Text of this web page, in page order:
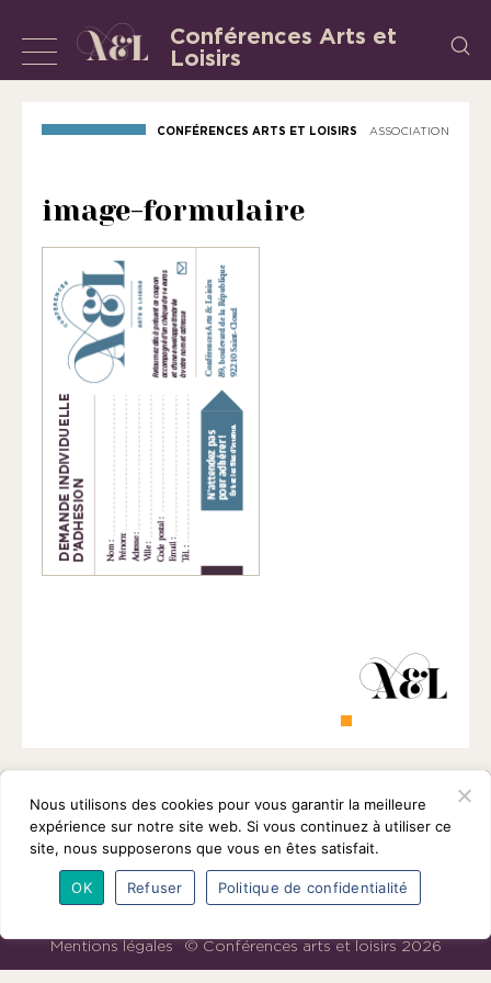
contenu
Conférences Arts et
Loisirs
L’Association
«
Conférences
Loisirs
»
est
une
association
régie
par
1901
ayant
une
vocation
Afficher
masquer
navigation
CONFÉRENCES ARTS ET LOISIRS ASSOCIATION
image-formulaire
L’association Programmes
Intervenants
Mentions légales
© Conférences arts et loisirs 2026
Nous
Nous utilisons des cookies pour vous garantir la meilleure
expérience sur notre site web. Si vous continuez à utiliser ce
site, nous supposerons que vous en êtes satisfait.
OK Refuser Politique de confidentialité